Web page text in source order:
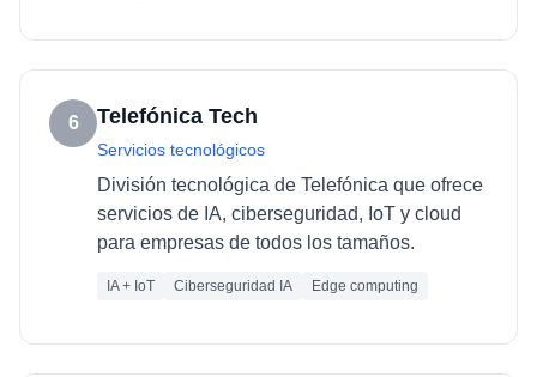
6 Telefónica Tech
Servicios tecnológicos
División tecnológica de Telefónica que ofrece
servicios de IA, ciberseguridad, IoT y cloud
para empresas de todos los tamaños.
IA + IoT Ciberseguridad IA Edge computing